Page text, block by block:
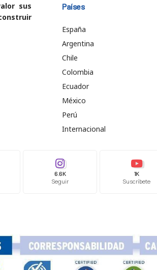
sus
Países
España
Argentina
Chile
Colombia
Ecuador
México
Perú
Internacional
6.6K
Seguir
1K
Suscríbete